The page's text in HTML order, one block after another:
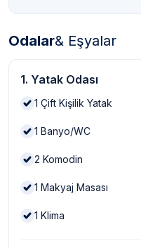
Odalar& Eşyalar
1. Yatak Odası
1 Çift Kişilik Yatak
1 Banyo/WC
2 Komodin
1 Makyaj Masası
1 Klima